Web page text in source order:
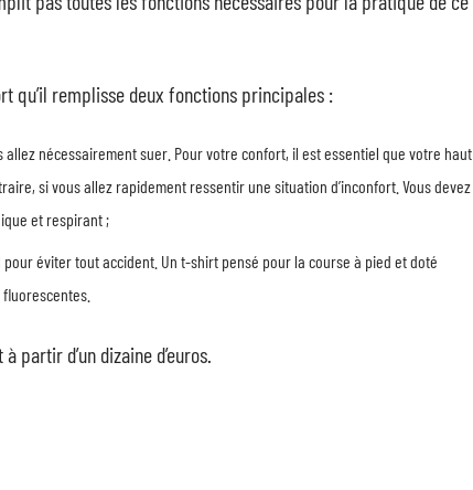
qu’il remplisse deux fonctions principales :
nécessairement suer. Pour votre confort, il est essentiel que votre haut
si vous allez rapidement ressentir une situation d’inconfort. Vous devez
et respirant ;
éviter tout accident. Un t-shirt pensé pour la course à pied et doté
partir d’un dizaine d’euros.